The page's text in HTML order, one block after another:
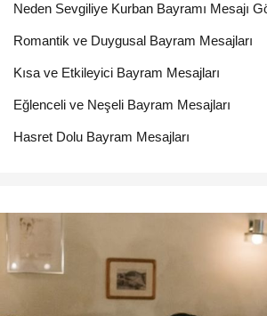
Neden Sevgiliye Kurban Bayramı Mesajı
Romantik ve Duygusal Bayram Mesajları
Kısa ve Etkileyici Bayram Mesajları
Eğlenceli ve Neşeli Bayram Mesajları
Hasret Dolu Bayram Mesajları